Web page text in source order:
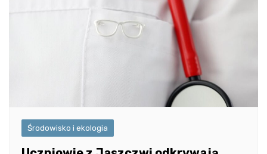
Środowisko i ekologia